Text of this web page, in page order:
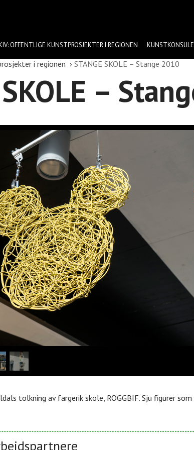
OFFENTLIGE KUNSTPROSJEKTER I REGIONEN
i regionen STANGE SKOLE – Stange 2010
–
tolkning av fargerik skole, ROGGBIF. Sju figurer